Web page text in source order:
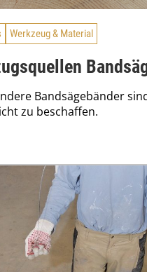
Werkzeug & Material
Bandsägebänder
zu beschaffen.